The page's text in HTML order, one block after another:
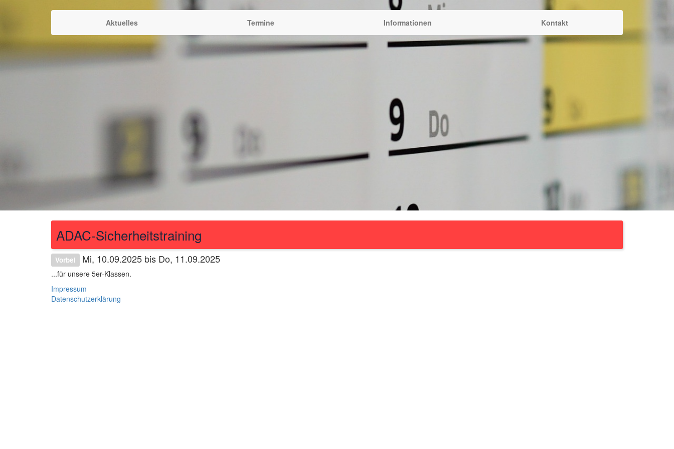
Aktuelles Termine Informationen Kontakt
ADAC-Sicherheitstraining
Vorbei Mi, 10.09.2025 bis Do, 11.09.2025
...für unsere 5er-Klassen.
Impressum
Datenschutzerklärung